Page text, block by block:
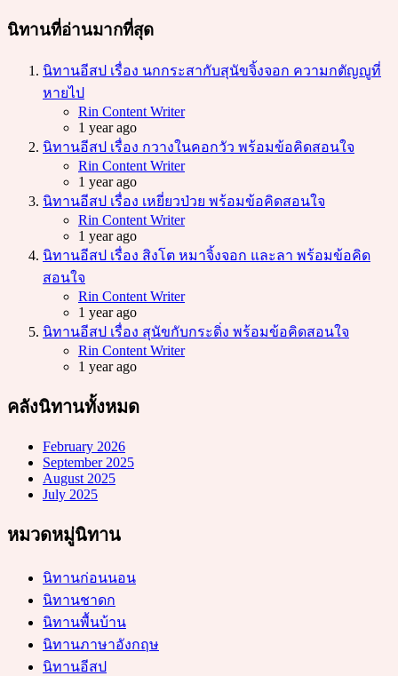
นิทานที่อ่านมากที่สุด
นิทานอีสป เรื่อง นกกระสากับสุนัขจิ้งจอก ความกตัญญูที่
หายไป
Posted
Rin Content Writer
1 year ago
นิทานอีสป เรื่อง กวางในคอกวัว พร้อมข้อคิดสอนใจ
Posted
Rin Content Writer
1 year ago
นิทานอีสป เรื่อง เหยี่ยวป่วย พร้อมข้อคิดสอนใจ
Posted
Rin Content Writer
1 year ago
นิทานอีสป เรื่อง สิงโต หมาจิ้งจอก และลา พร้อมข้อคิด
สอนใจ
Posted
Rin Content Writer
1 year ago
นิทานอีสป เรื่อง สุนัขกับกระดิ่ง พร้อมข้อคิดสอนใจ
Posted
Rin Content Writer
1 year ago
คลังนิทานทั้งหมด
February 2026
September 2025
August 2025
July 2025
หมวดหมู่นิทาน
นิทานก่อนนอน
นิทานชาดก
นิทานพื้นบ้าน
นิทานภาษาอังกฤษ
นิทานอีสป